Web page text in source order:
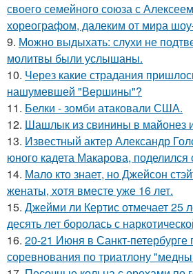
своего семейного союза с
хореографом, далеким от мира
9. Можно выдыхать: слухи не
молитвы были услышаны.
10. Через какие страдания
нашумевшей "Вершины"?
11. Белки - зомби атаковали США.
12. Шашлык из свинины в майонез
13. Известный актер Александр
юного кадета Макарова,
14. Мало кто знает, но Джейсон
женаты, хотя вместе уже 16 лет.
15. Джейми ли Кертис отмечает 25
десять лет боролась с
16. 20-21 Июня в Санкт-петербурге
соревнования по триатлону